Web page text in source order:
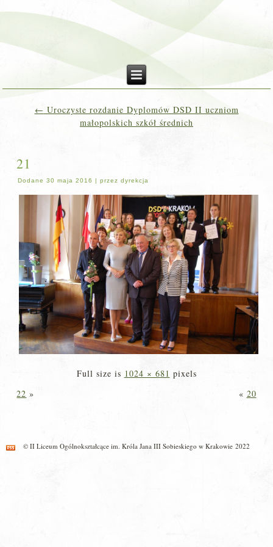
← Uroczyste rozdanie Dyplomów DSD II uczniom
małopolskich szkół średnich
21
Dodane 30 maja 2016 |przez dyrekcja
Full size is 1024 × 681 pixels
22 » « 20
© II Liceum Ogólnokształcące im. Króla Jana III Sobieskiego w Krakowie 2022